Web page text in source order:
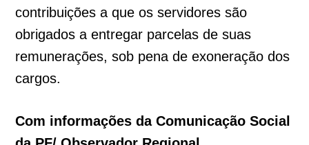
contribuições a que os servidores são
obrigados a entregar parcelas de suas
remunerações, sob pena de exoneração dos
cargos.
Com informações da Comunicação Social